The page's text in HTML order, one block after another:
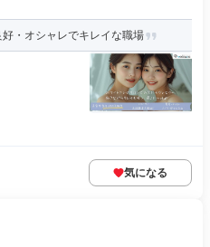
・オシャレでキレイな職場
気になる